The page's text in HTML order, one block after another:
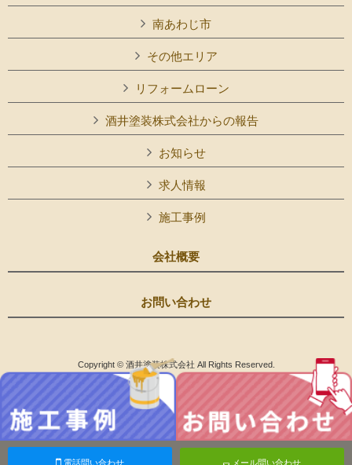
南あわじ市
その他エリア
リフォームローン
酒井塗装株式会社からの報告
お知らせ
求人情報
施工事例
会社概要
お問い合わせ
Copyright © 酒井塗装株式会社 All Rights Reserved.
電話問い合わせ メール問い合わせ